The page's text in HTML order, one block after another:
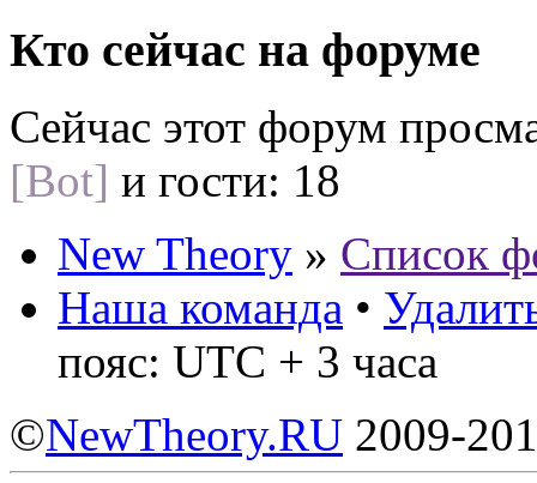
Кто сейчас на форуме
Сейчас этот форум
[Bot] и гости: 18
New Theory » Список
Наша команда •
пояс: UTC + 3 часа
©NewTheory.RU 2009-